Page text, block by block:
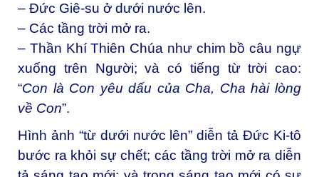
– Đức Giê-su ở dưới nước lên.
– Các tầng trời mở ra.
– Thần Khí Thiên Chúa như chim bồ câu ngự
xuống trên Người; và có tiếng từ trời cao:
“Con là Con yêu dấu của Cha, Cha hài lòng
về Con”.
Hình ảnh “từ dưới nước lên” diễn tả Đức Ki-tô
bước ra khỏi sự chết; các tầng trời mở ra diễn